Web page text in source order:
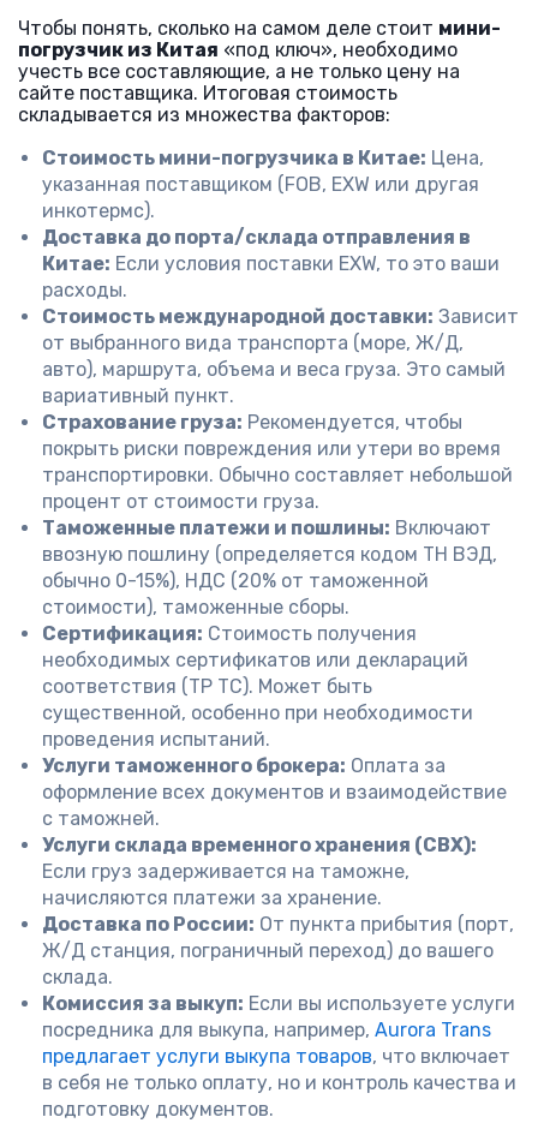
Чтобы понять, сколько на самом деле стоит мини-
погрузчик из Китая «под ключ», необходимо
учесть все составляющие, а не только цену на
сайте поставщика. Итоговая стоимость
складывается из множества факторов:
Стоимость мини-погрузчика в Китае: Цена,
указанная поставщиком (FOB, EXW или другая
инкотермс).
Доставка до порта/склада отправления в
Китае: Если условия поставки EXW, то это ваши
расходы.
Стоимость международной доставки: Зависит
от выбранного вида транспорта (море, Ж/Д,
авто), маршрута, объема и веса груза. Это самый
вариативный пункт.
Страхование груза: Рекомендуется, чтобы
покрыть риски повреждения или утери во время
транспортировки. Обычно составляет небольшой
процент от стоимости груза.
Таможенные платежи и пошлины: Включают
ввозную пошлину (определяется кодом ТН ВЭД,
обычно 0-15%), НДС (20% от таможенной
стоимости), таможенные сборы.
Сертификация: Стоимость получения
необходимых сертификатов или деклараций
соответствия (ТР ТС). Может быть
существенной, особенно при необходимости
проведения испытаний.
Услуги таможенного брокера: Оплата за
оформление всех документов и взаимодействие
с таможней.
Услуги склада временного хранения (СВХ):
Если груз задерживается на таможне,
начисляются платежи за хранение.
Доставка по России: От пункта прибытия (порт,
Ж/Д станция, пограничный переход) до вашего
склада.
Комиссия за выкуп: Если вы используете услуги
посредника для выкупа, например, Aurora Trans
предлагает услуги выкупа товаров, что включает
в себя не только оплату, но и контроль качества и
подготовку документов.